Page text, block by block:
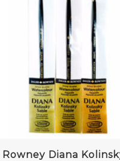
Rowney Diana